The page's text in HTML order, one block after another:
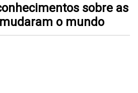
sobre as
o mundo